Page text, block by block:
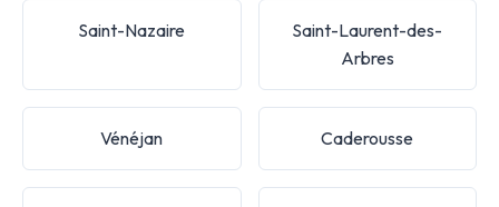
Saint-Nazaire
Saint-Laurent-des-
Arbres
Vénéjan Caderousse